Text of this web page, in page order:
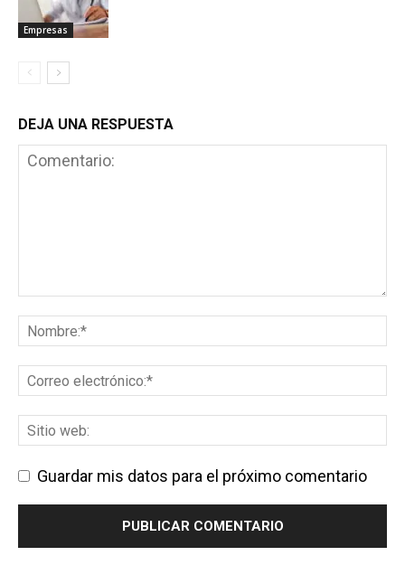
Empresas
DEJA UNA RESPUESTA
Guardar mis datos para el próximo comentario